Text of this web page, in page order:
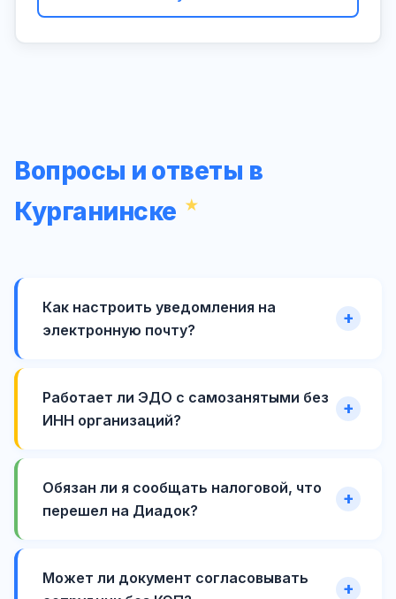
Вопросы и ответы в
Курганинске
Как настроить уведомления на
электронную почту?
Работает ли ЭДО с самозанятыми без
ИНН организаций?
Обязан ли я сообщать налоговой, что
перешел на Диадок?
Может ли документ согласовывать